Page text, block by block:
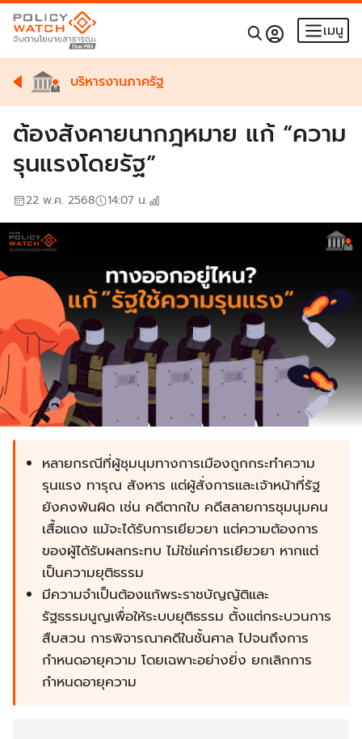
เมนู
บริหารงานภาครัฐ
ต้องสังคายนากฎหมาย แก้ “ความ
รุนแรงโดยรัฐ”
22 พ.ค. 2568 14:07 น.
หลายกรณีที่ผู้ชุมนุมทางการเมืองถูกกระทำความ
รุนแรง ทารุณ สังหาร แต่ผู้สั่งการและเจ้าหน้าที่รัฐ
ยังคงพ้นผิด เช่น คดีตากใบ คดีสลายการชุมนุมคน
เสื้อแดง แม้จะได้รับการเยียวยา แต่ความต้องการ
ของผู้ได้รับผลกระทบ ไม่ใช่แค่การเยียวยา หากแต่
เป็นความยุติธรรม
มีความจำเป็นต้องแก้พระราชบัญญัติและ
รัฐธรรมนูญเพื่อให้ระบบยุติธรรม ตั้งแต่กระบวนการ
สืบสวน การพิจารณาคดีในชั้นศาล ไปจนถึงการ
กำหนดอายุความ โดยเฉพาะอย่างยิ่ง ยกเลิกการ
กำหนดอายุความ